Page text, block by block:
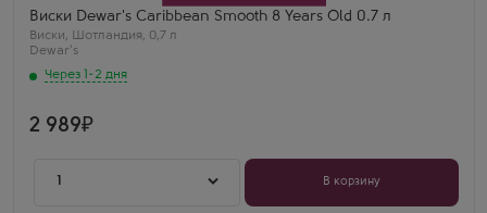
Виски Dewar's Caribbean Smooth 8 Years Old 0.7 л
Виски, Шотландия, 0,7 л
Dewar's
Через 1-2 дня
Регион
Хайленд (Высокогорье)
Выдержка
8 лет
Нина
2 989
1 В корзину